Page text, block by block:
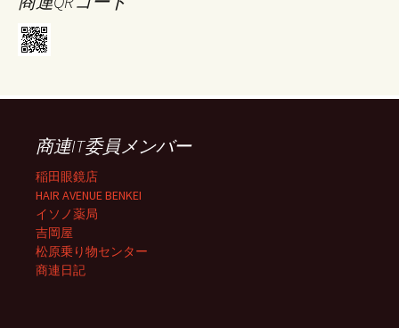
商連IT委員メンバー
稲田眼鏡店
HAIR AVENUE BENKEI
イソノ薬局
吉岡屋
松原乗り物センター
商連日記